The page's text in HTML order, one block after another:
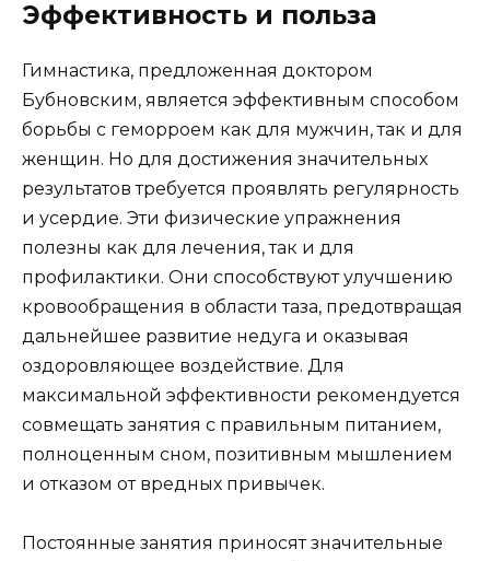
Эффективность и польза
Гимнастика, предложенная доктором
Бубновским, является эффективным способом
борьбы с геморроем как для мужчин, так и для
женщин. Но для достижения значительных
результатов требуется проявлять регулярность
и усердие. Эти физические упражнения
полезны как для лечения, так и для
профилактики. Они способствуют улучшению
кровообращения в области таза, предотвращая
дальнейшее развитие недуга и оказывая
оздоровляющее воздействие. Для
максимальной эффективности рекомендуется
совмещать занятия с правильным питанием,
полноценным сном, позитивным мышлением
и отказом от вредных привычек.
Постоянные занятия приносят значительные